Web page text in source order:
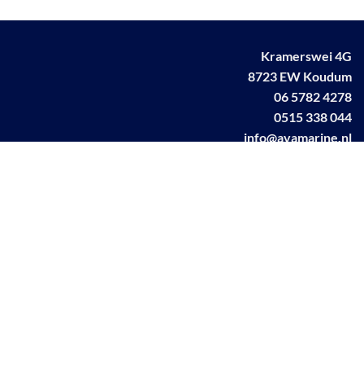
Kramerswei 4G
8723 EW Koudum
06 5782 4278
0515 338 044
info@avamarine.nl